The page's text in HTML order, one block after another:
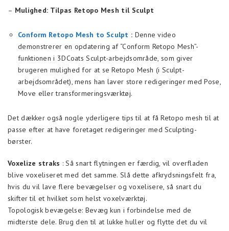
– Mulighed: Tilpas Retopo Mesh til Sculpt
Conform Retopo Mesh to Sculpt : Denne video
demonstrerer en opdatering af “Conform Retopo Mesh”-
funktionen i 3DCoats Sculpt-arbejdsområde, som giver
brugeren mulighed for at se Retopo Mesh (i Sculpt-
arbejdsområdet), mens han laver store redigeringer med Pose,
Move eller transformeringsværktøj.
Det dækker også nogle yderligere tips til at få Retopo mesh til at
passe efter at have foretaget redigeringer med Sculpting-
børster.
Voxelize straks : Så snart flytningen er færdig, vil overfladen
blive voxeliseret med det samme. Slå dette afkrydsningsfelt fra,
hvis du vil lave flere bevægelser og voxelisere, så snart du
skifter til et hvilket som helst voxelværktøj.
Topologisk bevægelse: Bevæg kun i forbindelse med de
midterste dele. Brug den til at lukke huller og flytte det du vil